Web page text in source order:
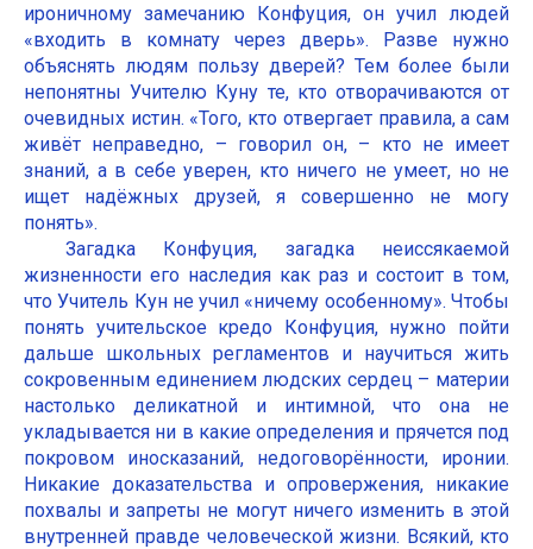
ироничному замечанию Конфуция, он учил людей
«входить в комнату через дверь». Разве нужно
объяснять людям пользу дверей? Тем более были
непонятны Учителю Куну те, кто отворачиваются от
очевидных истин. «Того, кто отвергает правила, а сам
живёт неправедно, – говорил он, – кто не имеет
знаний, а в себе уверен, кто ничего не умеет, но не
ищет надёжных друзей, я совершенно не могу
понять».
Загадка Конфуция, загадка неиссякаемой
жизненности его наследия как раз и состоит в том,
что Учитель Кун не учил «ничему особенному». Чтобы
понять учительское кредо Конфуция, нужно пойти
дальше школьных регламентов и научиться жить
сокровенным единением людских сердец – материи
настолько деликатной и интимной, что она не
укладывается ни в какие определения и прячется под
покровом иносказаний, недоговорённости, иронии.
Никакие доказательства и опровержения, никакие
похвалы и запреты не могут ничего изменить в этой
внутренней правде человеческой жизни. Всякий, кто